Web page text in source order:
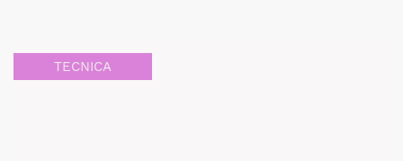
TECNICA